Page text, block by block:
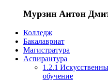
Мурзин Антон
Колледж
Бакалавриат
Магистратура
Аспирантура
1.2.1
обучение